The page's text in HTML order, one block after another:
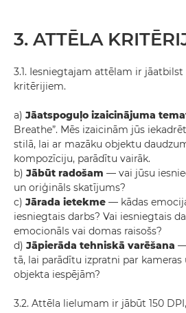
3. ATTĒLA
3.1. Iesniegtajam attēlam ir
kritērijiem.
a) Jāatspoguļo izaicinājuma
Breathe”. Mēs izaicinām jūs
stilā, lai ar mazāku objektu
kompozīciju, parādītu vairāk.
b) Jābūt radošam — vai jūsu
un oriģināls skatījums?
c) Jārada ietekme — kādas
iesniegtais darbs? Vai iesniegtais
emocionāls vai domas raisošs?
d) Jāpierāda tehniskā varēšana
tā, lai parādītu izpratni par
objekta iespējām?
3.2. Attēla lielumam ir jābūt 150